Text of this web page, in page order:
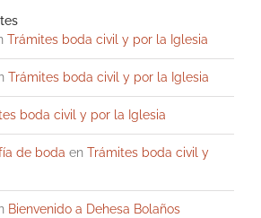
Trámites boda civil y por la Iglesia
Trámites boda civil y por la Iglesia
boda civil y por la Iglesia
de boda en Trámites boda civil y
Bienvenido a Dehesa Bolaños